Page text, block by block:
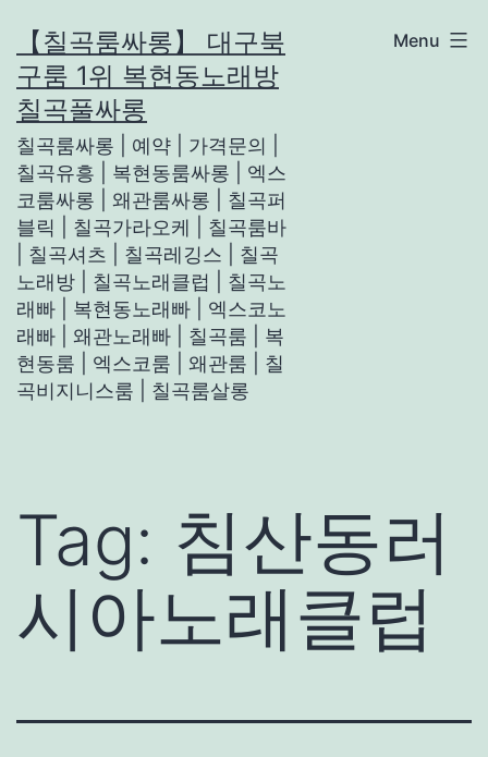
to
content
【칠곡룸싸롱】 대구북
구룸 1위 복현동노래방
칠곡풀싸롱
칠곡룸싸롱 | 예약 | 가격문의 |
칠곡유흥 | 복현동룸싸롱 | 엑스
코룸싸롱 | 왜관룸싸롱 | 칠곡퍼
블릭 | 칠곡가라오케 | 칠곡룸바
| 칠곡셔츠 | 칠곡레깅스 | 칠곡
노래방 | 칠곡노래클럽 | 칠곡노
래빠 | 복현동노래빠 | 엑스코노
래빠 | 왜관노래빠 | 칠곡룸 | 복
현동룸 | 엑스코룸 | 왜관룸 | 칠
곡비지니스룸 | 칠곡룸살롱
Menu
Tag: 침산동러
시아노래클럽